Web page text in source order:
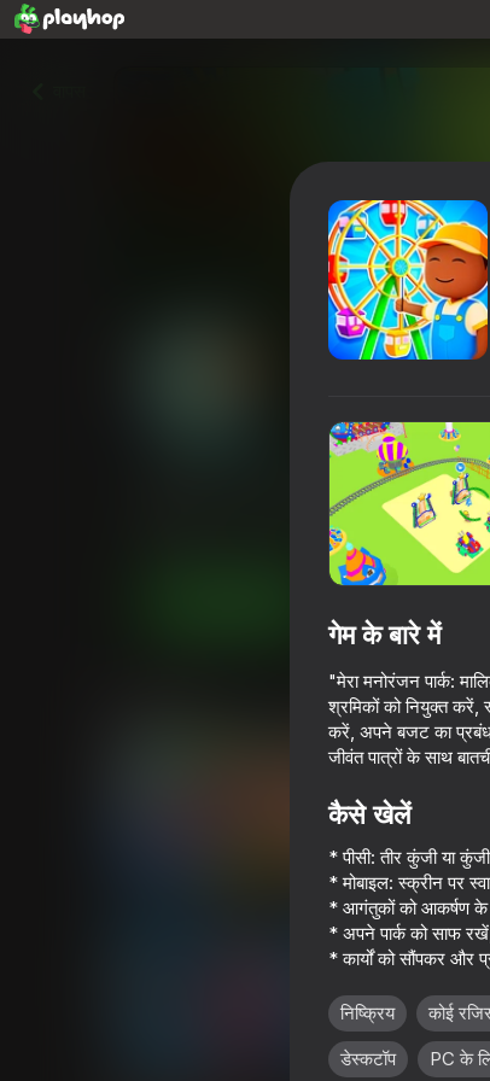
My Amusement Park:
4,1 खिलाड़ियों की रेटिंग
TestMakers
62
Telekinesis
16+ 46
गेम के बारे में
"मेरा मनोरंजन पार्क:
श्रमिकों को नियुक्त करें,
करें, अपने बजट का
जीवंत पात्रों के साथ
कैसे खेलें
* पीसी: तीर कुंजी या
* मोबाइल: स्क्रीन पर
* आगंतुकों को आकर्षण के
* अपने पार्क को साफ
* कार्यों को सौंपकर
निष्क्रिय कोई
डेस्कटॉप
PC के